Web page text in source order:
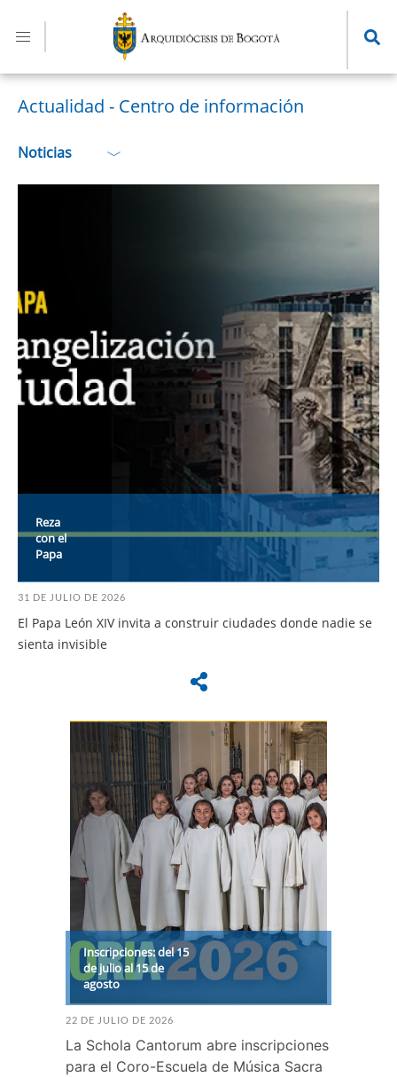
contenido
principal
Actualidad - Centro de información
Noticias
Reza
con el
Papa
31 DE JULIO DE 2026
El Papa León XIV invita a construir ciudades donde nadie se
sienta invisible
Inscripciones: del 15
de julio al 15 de
agosto
22 DE JULIO DE 2026
La Schola Cantorum abre inscripciones
para el Coro-Escuela de Música Sacra